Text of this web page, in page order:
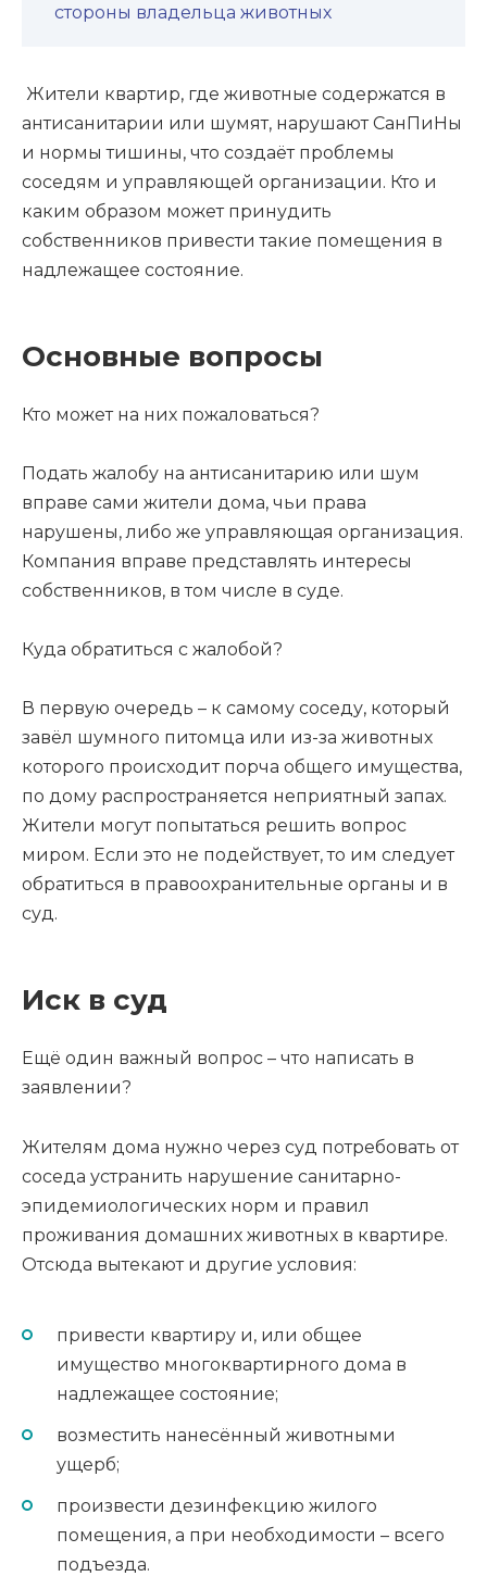
стороны владельца животных
Жители квартир, где животные содержатся в
антисанитарии или шумят, нарушают СанПиНы
и нормы тишины, что создаёт проблемы
соседям и управляющей организации. Кто и
каким образом может принудить
собственников привести такие помещения в
надлежащее состояние.
Основные вопросы
Кто может на них пожаловаться?
Подать жалобу на антисанитарию или шум
вправе сами жители дома, чьи права
нарушены, либо же управляющая организация.
Компания вправе представлять интересы
собственников, в том числе в суде.
Куда обратиться с жалобой?
В первую очередь – к самому соседу, который
завёл шумного питомца или из-за животных
которого происходит порча общего имущества,
по дому распространяется неприятный запах.
Жители могут попытаться решить вопрос
миром. Если это не подействует, то им следует
обратиться в правоохранительные органы и в
суд.
Иск в суд
Ещё один важный вопрос – что написать в
заявлении?
Жителям дома нужно через суд потребовать от
соседа устранить нарушение санитарно-
эпидемиологических норм и правил
проживания домашних животных в квартире.
Отсюда вытекают и другие условия:
привести квартиру и, или общее
имущество многоквартирного дома в
надлежащее состояние;
возместить нанесённый животными
ущерб;
произвести дезинфекцию жилого
помещения, а при необходимости – всего
подъезда.